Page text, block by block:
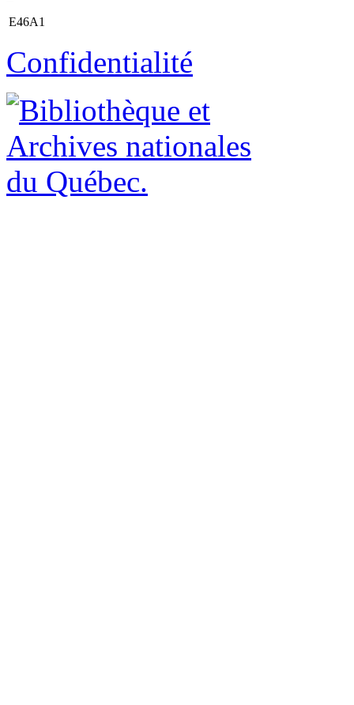
E46A1
Confidentialité